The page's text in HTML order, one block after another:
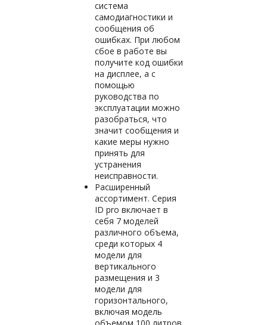
система
самодиагностики и
сообщения об
ошибках. При любом
сбое в работе вы
получите код ошибки
на дисплее, а с
помощью
руководства по
эксплуатации можно
разобраться, что
значит сообщения и
какие меры нужно
принять для
устранения
неисправности.
Расширенный
ассортимент. Серия
ID pro включает в
себя 7 моделей
различного объема,
среди которых 4
модели для
вертикального
размещения и 3
модели для
горизонтального,
включая модель